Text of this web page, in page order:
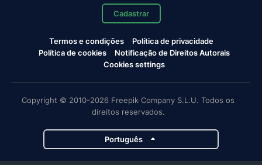
Cadastrar
Termos e condições
Política de privacidade
Política de cookies
Notificação de Direitos Autorais
Cookies settings
Copyright © 2010-2026 Freepik Company S.L.U. Todos os
direitos reservados.
Português